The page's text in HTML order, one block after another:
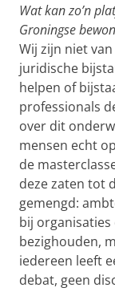
Wat kan zo’n
Groningse
Wij zijn niet
juridische
helpen of
professionals
over dit
mensen echt
de
deze zaten tot
gemengd:
bij
bezighouden,
iedereen leeft
debat, geen